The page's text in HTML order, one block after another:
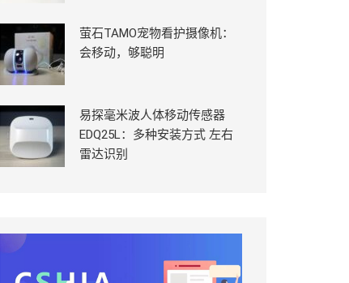
萤石TAMO宠物看护摄像机：
会移动，够聪明
易探毫米波人体移动传感器
EDQ25L：多种安装方式 左右
雷达识别